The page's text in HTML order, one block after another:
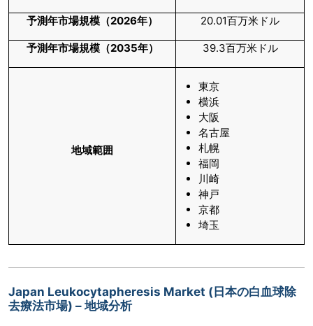
予測年市場規模（2026年） 20.01百万米ドル
予測年市場規模（2035年） 39.3百万米ドル
地域範囲
東京
横浜
大阪
名古屋
札幌
福岡
川崎
神戸
京都
埼玉
Japan Leukocytapheresis Market (日本の白血球除
去療法市場) – 地域分析